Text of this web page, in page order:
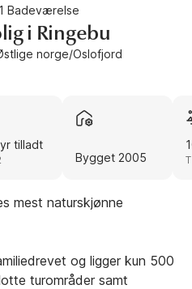
1 Badeværelse
i Ringebu
norge/Oslofjord
tilladt
Bygget 2005
mest naturskjønne
og ligger kun 500
turområder samt